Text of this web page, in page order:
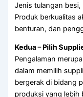
Jenis tulangan
Produk berkualitas
benturan, dan
Kedua – Pilih
Pengalaman
dalam memilih
bergerak di bidang
produksi yang lebih